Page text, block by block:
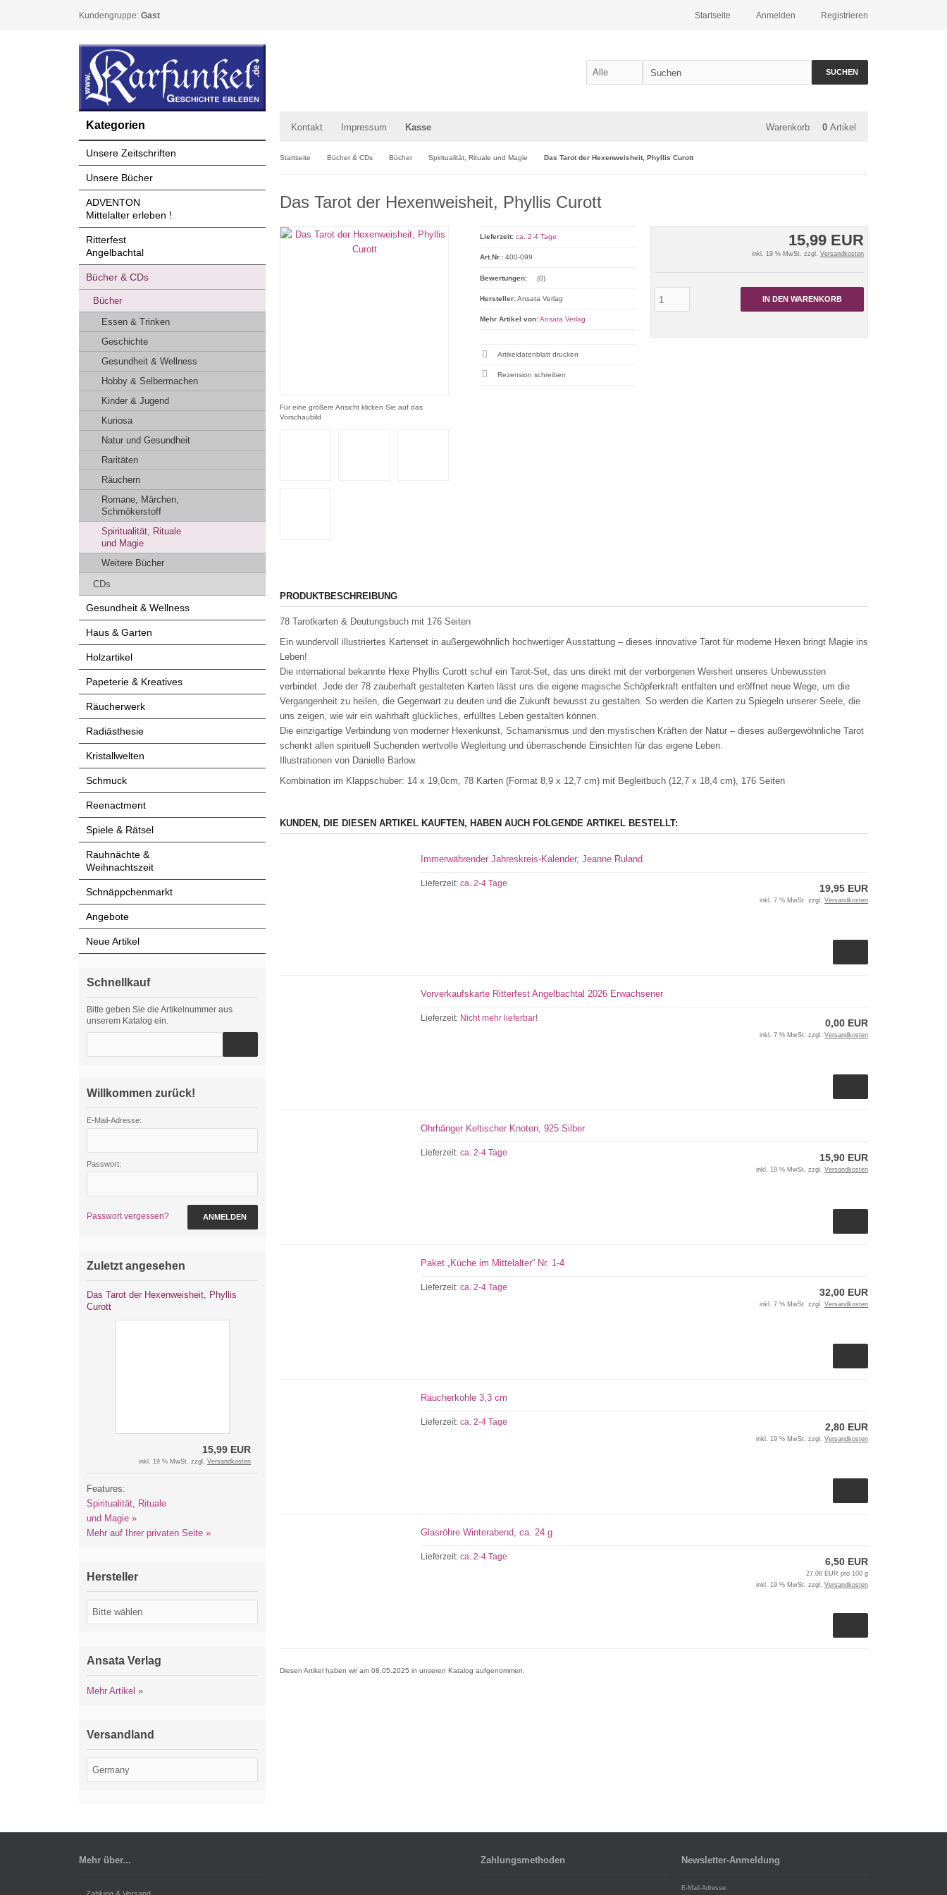
Kundengruppe: Gast Registrieren
Anmelden
Startseite
SUCHEN
Kontakt Impressum Kasse Warenkorb 0 Artikel
Startseite Bücher & CDs Bücher Spiritualität, Rituale und Magie Das Tarot der Hexenweisheit, Phyllis Curott
Das Tarot der Hexenweisheit, Phyllis Curott
Für eine größere Ansicht klicken Sie auf das
Vorschaubild
15,99 EUR
inkl. 19 % MwSt. zzgl. Versandkosten
IN DEN WARENKORB
Lieferzeit: ca. 2-4 Tage
Art.Nr.: 400-099
Bewertungen: (0)
Hersteller:Ansata Verlag
Mehr Artikel von:Ansata Verlag
Artikeldatenblatt drucken
Rezension schreiben
PRODUKTBESCHREIBUNG
78 Tarotkarten & Deutungsbuch mit 176 Seiten
Ein wundervoll illustriertes Kartenset in außergewöhnlich hochwertiger Ausstattung – dieses innovative Tarot für moderne Hexen bringt Magie ins
Leben!
Die international bekannte Hexe Phyllis Curott schuf ein Tarot-Set, das uns direkt mit der verborgenen Weisheit unseres Unbewussten
verbindet. Jede der 78 zauberhaft gestalteten Karten lässt uns die eigene magische Schöpferkraft entfalten und eröffnet neue Wege, um die
Vergangenheit zu heilen, die Gegenwart zu deuten und die Zukunft bewusst zu gestalten. So werden die Karten zu Spiegeln unserer Seele, die
uns zeigen, wie wir ein wahrhaft glückliches, erfülltes Leben gestalten können.
Die einzigartige Verbindung von moderner Hexenkunst, Schamanismus und den mystischen Kräften der Natur – dieses außergewöhnliche Tarot
schenkt allen spirituell Suchenden wertvolle Wegleitung und überraschende Einsichten für das eigene Leben.
Illustrationen von Danielle Barlow.
Kombination im Klappschuber: 14 x 19,0cm, 78 Karten (Format 8,9 x 12,7 cm) mit Begleitbuch (12,7 x 18,4 cm), 176 Seiten
KUNDEN, DIE DIESEN ARTIKEL KAUFTEN, HABEN AUCH FOLGENDE ARTIKEL BESTELLT:
Immerwährender Jahreskreis-Kalender, Jeanne Ruland
Lieferzeit:ca. 2-4 Tage 19,95 EUR
inkl. 7 % MwSt. zzgl. Versandkosten
Vorverkaufskarte Ritterfest Angelbachtal 2026 Erwachsener
Lieferzeit: Nicht mehr lieferbar! 0,00 EUR
inkl. 7 % MwSt. zzgl. Versandkosten
Ohrhänger Keltischer Knoten, 925 Silber
Lieferzeit:ca. 2-4 Tage 15,90 EUR
inkl. 19 % MwSt. zzgl. Versandkosten
Paket „Küche im Mittelalter“ Nr. 1-4
Lieferzeit:ca. 2-4 Tage 32,00 EUR
inkl. 7 % MwSt. zzgl. Versandkosten
Räucherkohle 3,3 cm
Lieferzeit:ca. 2-4 Tage 2,80 EUR
inkl. 19 % MwSt. zzgl. Versandkosten
Glasröhre Winterabend, ca. 24 g
Lieferzeit:ca. 2-4 Tage 6,50 EUR
27,08 EUR pro 100 g
inkl. 19 % MwSt. zzgl. Versandkosten
Diesen Artikel haben wir am 08.05.2025 in unseren Katalog aufgenommen.
Kategorien
Unsere Zeitschriften
Unsere Bücher
ADVENTON
Mittelalter erleben !
Ritterfest
Angelbachtal
Bücher & CDs
Bücher
Essen & Trinken
Geschichte
Gesundheit & Wellness
Hobby & Selbermachen
Kinder & Jugend
Kuriosa
Natur und Gesundheit
Raritäten
Räuchern
Romane, Märchen,
Schmökerstoff
Spiritualität, Rituale
und Magie
Weitere Bücher
CDs
Gesundheit & Wellness
Haus & Garten
Holzartikel
Papeterie & Kreatives
Räucherwerk
Radiästhesie
Kristallwelten
Schmuck
Reenactment
Spiele & Rätsel
Rauhnächte &
Weihnachtszeit
Schnäppchenmarkt
Angebote
Neue Artikel
Schnellkauf
Bitte geben Sie die Artikelnummer aus
unserem Katalog ein.
Willkommen zurück!
E-Mail-Adresse:
Passwort:
Passwort vergessen? ANMELDEN
Zuletzt angesehen
Das Tarot der Hexenweisheit, Phyllis
Curott
15,99 EUR
inkl. 19 % MwSt. zzgl. Versandkosten
Features:
Spiritualität, Rituale
und Magie »
Mehr auf Ihrer privaten Seite »
Hersteller
Ansata Verlag
Mehr Artikel »
Versandland
Mehr über... Zahlungsmethoden Newsletter-Anmeldung
E-Mail-Adresse: